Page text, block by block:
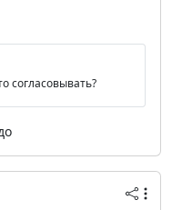
согласовывать?